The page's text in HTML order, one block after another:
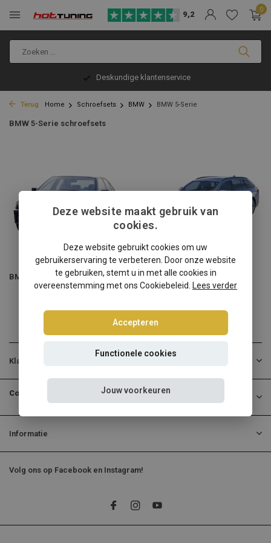
9,2
0
Deskundige klantenservice
Terug Home Schroefsets BMW BMW 5-Serie
BMW 5-Serie schroefsets
BMW 5-Serie Sedan BMW 5-Serie Touring
Klantenservice
Contactgegevens
Informatie
Volg ons op Facebook en Instagram!
Deze website maakt gebruik van
cookies.
Deze website gebruikt cookies om uw
gebruikerservaring te verbeteren. Door onze website
te gebruiken, stemt u in met alle cookies in
overeenstemming met ons Cookiebeleid.
Lees verder
Accepteren
Functionele cookies
Jouw voorkeuren